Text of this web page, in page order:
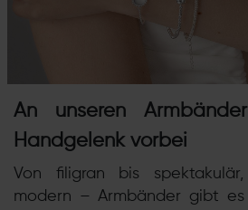
An unseren
Handgelenk vorbei
Von filigran bis
modern – Armbänder gibt